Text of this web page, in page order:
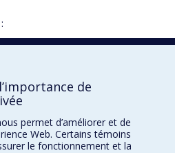
de l'éducation
de
permet d’améliorer et de
Web. Certains témoins
le fonctionnement et la